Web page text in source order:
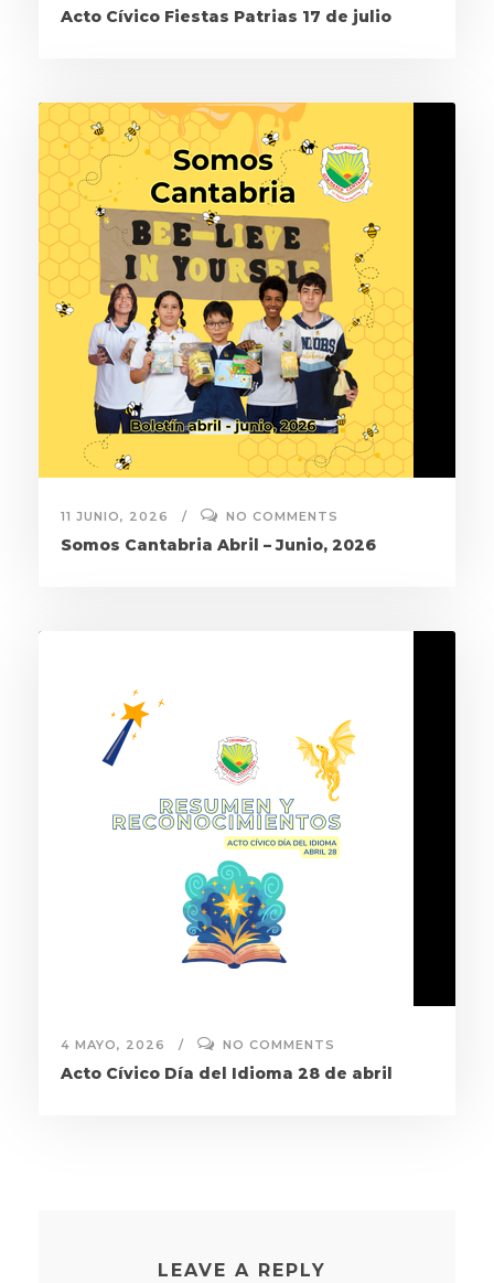
Acto Cívico Fiestas Patrias 17 de julio
11 JUNIO, 2026 NO COMMENTS
Somos Cantabria Abril – Junio, 2026
4 MAYO, 2026 NO COMMENTS
Acto Cívico Día del Idioma 28 de abril
LEAVE A REPLY